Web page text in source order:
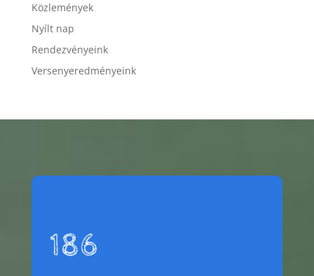
Közlemények
Nyílt nap
Rendezvényeink
Versenyeredményeink
186